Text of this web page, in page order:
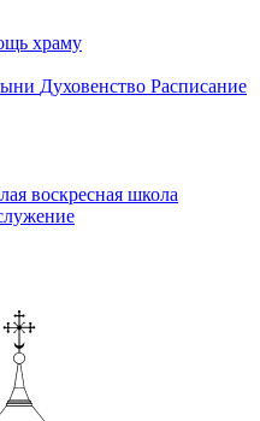
храму
Духовенство Расписание
воскресная школа